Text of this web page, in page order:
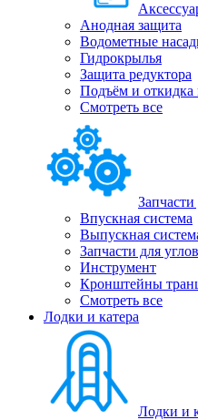
Анодная защита
Водометные
Гидрокрылья
Защита редуктора
Подъём и откидка
Смотреть все
Впускная система
Выпускная
Запчасти для
Инструмент
Кронштейны
Смотреть все
Лодки и катера
Лодки и